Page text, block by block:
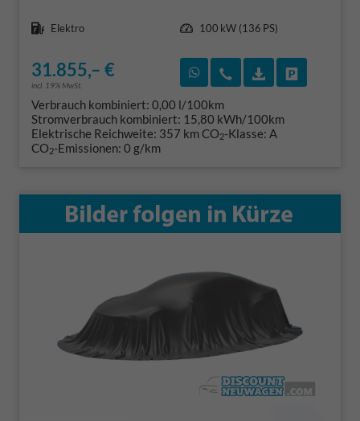
Elektro
100 kW (136 PS)
31.855,– €
incl. 19% MwSt.
Rückruf vereinbaren
Wir rufen Sie an
Verbrauch kombiniert: 0,00 l/100km
Stromverbrauch kombiniert: 15,80 kWh/100km
Elektrische Reichweite: 357 kmCO2-Klasse: A
CO2-Emissionen: 0 g/km